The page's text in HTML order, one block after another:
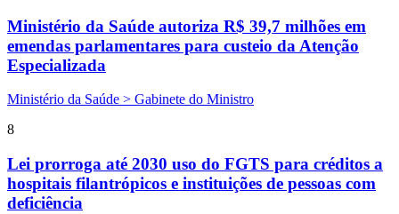
Ministério da Saúde autoriza R$ 39,7 milhões em
emendas parlamentares para custeio da Atenção
Especializada
Ministério da Saúde > Gabinete do Ministro
8
Lei prorroga até 2030 uso do FGTS para créditos a
hospitais filantrópicos e instituições de pessoas com
deficiência